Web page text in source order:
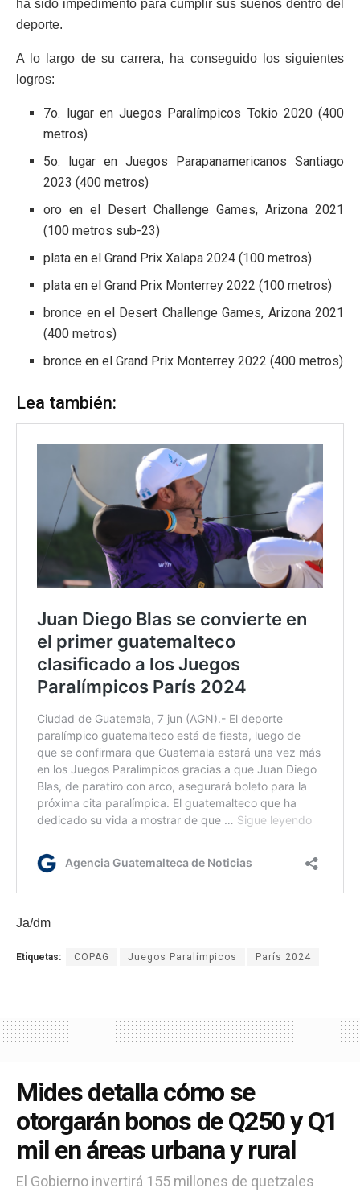
ha sido impedimento para cumplir sus sueños dentro del
deporte.
A lo largo de su carrera, ha conseguido los siguientes
logros:
7o. lugar en Juegos Paralímpicos Tokio 2020 (400
metros)
5o. lugar en Juegos Parapanamericanos Santiago
2023 (400 metros)
oro en el Desert Challenge Games, Arizona 2021
(100 metros sub-23)
plata en el Grand Prix Xalapa 2024 (100 metros)
plata en el Grand Prix Monterrey 2022 (100 metros)
bronce en el Desert Challenge Games, Arizona 2021
(400 metros)
bronce en el Grand Prix Monterrey 2022 (400 metros)
Lea también:
Ja/dm
Etiquetas: COPAG Juegos Paralímpicos París 2024
Mides detalla cómo se
otorgarán bonos de Q250 y Q1
mil en áreas urbana y rural
El Gobierno invertirá 155 millones de quetzales